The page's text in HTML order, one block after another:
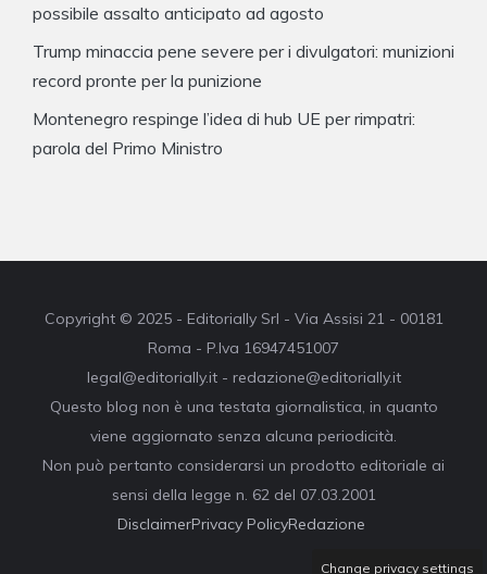
possibile assalto anticipato ad agosto
Trump minaccia pene severe per i divulgatori: munizioni
record pronte per la punizione
Montenegro respinge l’idea di hub UE per rimpatri:
parola del Primo Ministro
Copyright © 2025 - Editorially Srl - Via Assisi 21 - 00181
Roma - P.Iva 16947451007
legal@editorially.it - redazione@editorially.it
Questo blog non è una testata giornalistica, in quanto
viene aggiornato senza alcuna periodicità.
Non può pertanto considerarsi un prodotto editoriale ai
sensi della legge n. 62 del 07.03.2001
DisclaimerPrivacy PolicyRedazione
Change privacy settings